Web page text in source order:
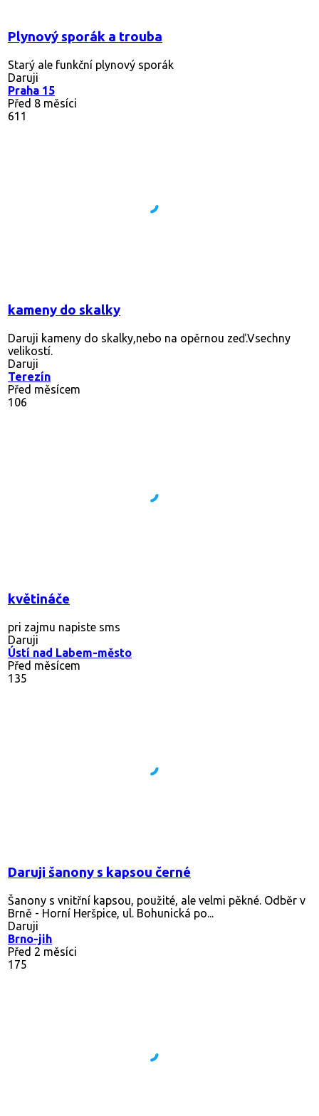
Plynový sporák a trouba
Starý ale funkční plynový sporák
Daruji
Praha 15
Před 8 měsíci
611
kameny do skalky
Daruji kameny do skalky,nebo na opěrnou zeď.Vsechny
velikostí.
Daruji
Terezín
Před měsícem
106
květináče
pri zajmu napiste sms
Daruji
Ústí nad Labem-město
Před měsícem
135
Daruji šanony s kapsou černé
Šanony s vnitřní kapsou, použité, ale velmi pěkné. Odběr v
Brně - Horní Heršpice, ul. Bohunická po...
Daruji
Brno-jih
Před 2 měsíci
175